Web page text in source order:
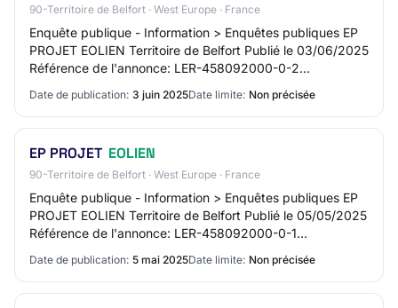
90-Territoire de Belfort · West Europe · France
Enquête publique - Information > Enquêtes publiques EP
PROJET EOLIEN Territoire de Belfort Publié le 03/06/2025
Référence de l'annonce: LER-458092000-0-2
Date de publication: 3 juin 2025Date limite: Non précisée
EP PROJET EOLIEN
90-Territoire de Belfort · West Europe · France
Enquête publique - Information > Enquêtes publiques EP
PROJET EOLIEN Territoire de Belfort Publié le 05/05/2025
Référence de l'annonce: LER-458092000-0-1
Date de publication: 5 mai 2025Date limite: Non précisée